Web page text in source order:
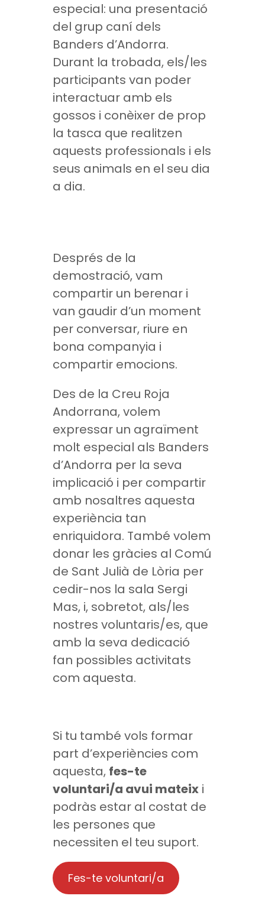
especial: una presentació
del grup caní dels
Banders d’Andorra.
Durant la trobada, els/les
participants van poder
interactuar amb els
gossos i conèixer de prop
la tasca que realitzen
aquests professionals i els
seus animals en el seu dia
a dia.
Després de la
demostració, vam
compartir un berenar i
van gaudir d’un moment
per conversar, riure en
bona companyia i
compartir emocions.
Des de la Creu Roja
Andorrana, volem
expressar un agraïment
molt especial als Banders
d’Andorra per la seva
implicació i per compartir
amb nosaltres aquesta
experiència tan
enriquidora. També volem
donar les gràcies al Comú
de Sant Julià de Lòria per
cedir-nos la sala Sergi
Mas, i, sobretot, als/les
nostres voluntaris/es, que
amb la seva dedicació
fan possibles activitats
com aquesta.
Si tu també vols formar
part d’experiències com
aquesta, fes-te
voluntari/a avui mateix i
podràs estar al costat de
les persones que
necessiten el teu suport.
Fes-te voluntari/a